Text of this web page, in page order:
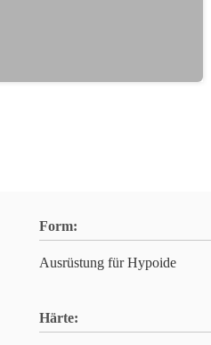
Form:
Ausrüstung für Hypoide
Härte: